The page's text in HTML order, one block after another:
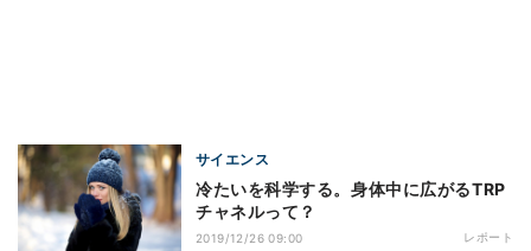
サイエンス
冷たいを科学する。身体中に広がるTRP
チャネルって？
2019/12/26 09:00 レポート